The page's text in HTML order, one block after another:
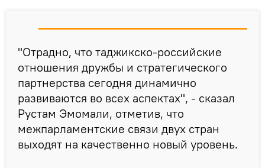
"Отрадно, что таджикско-российские
отношения дружбы и стратегического
партнерства сегодня динамично
развиваются во всех аспектах", - сказал
Рустам Эмомали, отметив, что
межпарламентские связи двух стран
выходят на качественно новый уровень.